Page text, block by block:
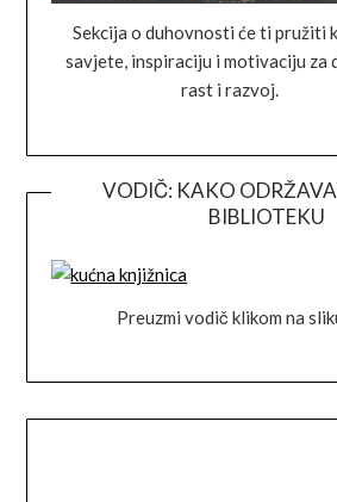
Sekcija o duhovnosti će ti pružiti
savjete, inspiraciju i motivaciju za
rast i razvoj.
VODIČ: KAKO
BIBLIOTEKU
Preuzmi vodič klikom na